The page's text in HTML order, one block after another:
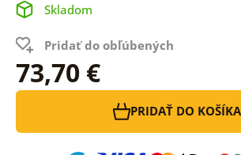
Skladom
Pridať do obľúbených
73,70 €
PRIDAŤ DO KOŠÍKA